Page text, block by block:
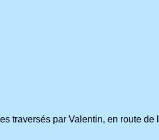
traversés par Valentin, en route de